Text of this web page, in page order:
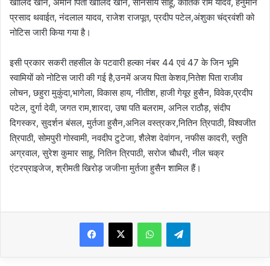
खालिद खान, अमीन पिता खालिद खान, सोनसाय साहू, कार्तिक राम यादव, हनुमान
प्रसाद थवाईत, नंदलाल यादव, राजेश राजपूत, प्रदीप पटेल,अंशुका चंद्रवंशी को
नोटिस जारी किया गया है।
इसी प्रकार सकरी तहसील के पटवारी हल्का नंबर 44 एवं 47 के जिन भूमि
स्वामियों को नोटिस जारी की गई है,उनमें अजय पिता केशव,नितेश पिता राजीव
लोचन, छहुरा मुकुंदा,भागेला, विकास हाय, नीतीश, हाजी गेयूर हुसैन, विवेक,प्रदीप
पटेल, दुर्गा देवी, जगत राम,शारदा, उषा पति बलराम, अनिल राठौड़, संदीप
दिगस्कर, सुदर्शन बंसल, मुर्तजा हुसैन,अनिल वस्त्रकर,नितिन त्रिपाठी, विश्वजीत
त्रिपाठी, सोमपुरी गोस्वामी, नवदीप टुटेजा, शैलेश देवांगन, नफीस कादरी, स्तुति
अग्रवाल, सुरेश कुमार साहू, नितिन त्रिपाठी, सरोज चौधरी, नील चक्र
एंटरप्राइजेज, श्रीमती खिरोड़ जजीना मुर्तजा हुसैन शामिल हैं।
WhatsAppTelegram